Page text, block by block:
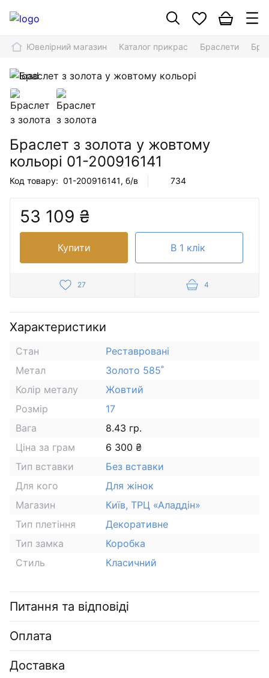
Ювелірний магазин Каталог прикрас Браслети
Браслет з золота у жовтому
кольорі 01-200916141
Код товару: 01-200916141, б/в 734
53 109 ₴
Купити В 1 клік
27 4
Характеристики
Стан
Реставровані
Метал
Золото 585˚
Колір металу
Жовтий
Розмір
17
Вага
8.43 гр.
Ціна за грам
6 300 ₴
Тип вставки
Без вставки
Для кого
Для жінок
Магазин
Київ, ТРЦ «Аладдін»
Тип плетіння
Декоративне
Тип замка
Коробка
Стиль
Класичний
Питання та відповіді
Оплата
Доставка